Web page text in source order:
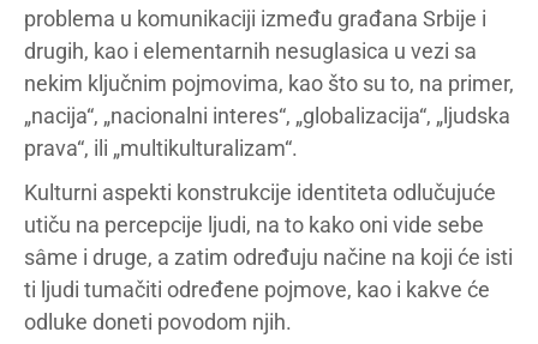
problema u komunikaciji između građana Srbije i
drugih, kao i elementarnih nesuglasica u vezi sa
nekim ključnim pojmovima, kao što su to, na primer,
„nacija“, „nacionalni interes“, „globalizacija“, „ljudska
prava“, ili „multikulturalizam“.
Kulturni aspekti konstrukcije identiteta odlučujuće
utiču na percepcije ljudi, na to kako oni vide sebe
sâme i druge, a zatim određuju načine na koji će isti
ti ljudi tumačiti određene pojmove, kao i kakve će
odluke doneti povodom njih.